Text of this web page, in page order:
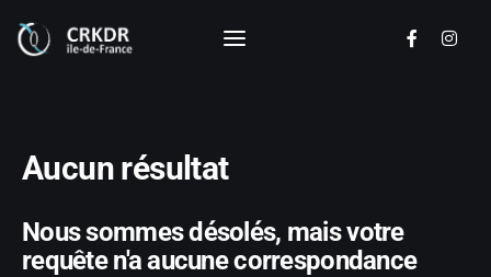
Disciplines
Actualités
Aucun résultat
Nous sommes désolés, mais votre
requête n'a aucune correspondance